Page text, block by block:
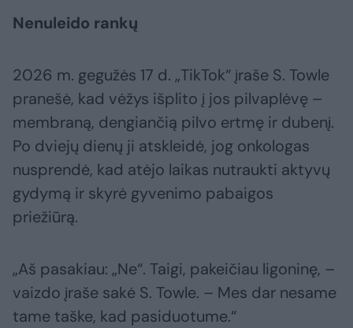
Nenuleido rankų
2026 m. gegužės 17 d. „TikTok“ įraše S. Towle
pranešė, kad vėžys išplito į jos pilvaplėvę –
membraną, dengiančią pilvo ertmę ir dubenį.
Po dviejų dienų ji atskleidė, jog onkologas
nusprendė, kad atėjo laikas nutraukti aktyvų
gydymą ir skyrė gyvenimo pabaigos
priežiūrą.
„Aš pasakiau: „Ne“. Taigi, pakeičiau ligoninę, –
vaizdo įraše sakė S. Towle. – Mes dar nesame
tame taške, kad pasiduotume.“